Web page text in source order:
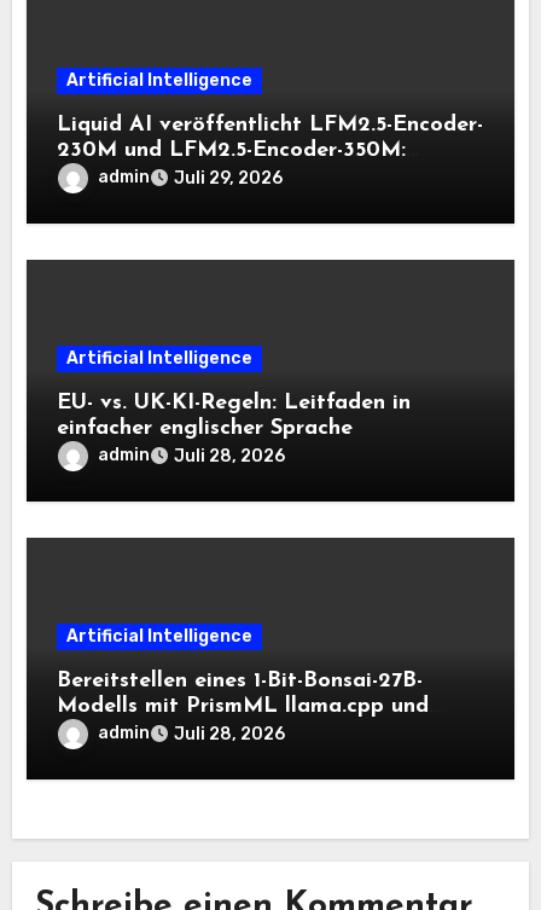
Artificial Intelligence
Liquid AI veröffentlicht LFM2.5-Encoder-
230M und LFM2.5-Encoder-350M:
Bidirektionale Encoder, die bei 8K-
Kontext auf der CPU schnell bleiben
admin Juli 29, 2026
Artificial Intelligence
EU- vs. UK-KI-Regeln: Leitfaden in
einfacher englischer Sprache
admin Juli 28, 2026
Artificial Intelligence
Bereitstellen eines 1-Bit-Bonsai-27B-
Modells mit PrismML llama.cpp und
OpenAI-kompatiblen lokalen Inferenz-
Workflows
admin Juli 28, 2026